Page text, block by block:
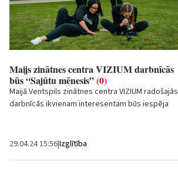
Maijs zinātnes centra VIZIUM darbnīcās
būs “Sajūtu mēnesis”(0)
Maijā Ventspils zinātnes centra VIZIUM radošajās
darbnīcās ikvienam interesentam būs iespēja
29.04.24 15:56|Izglītība